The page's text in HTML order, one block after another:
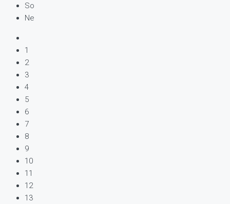
So
Ne
1
2
3
4
5
6
7
8
9
10
11
12
13